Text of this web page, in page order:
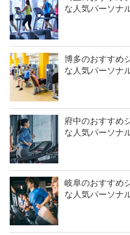
な人気パーソナ
博多のおすすめ
な人気パーソナ
府中のおすすめ
な人気パーソナ
岐阜のおすすめ
な人気パーソナ